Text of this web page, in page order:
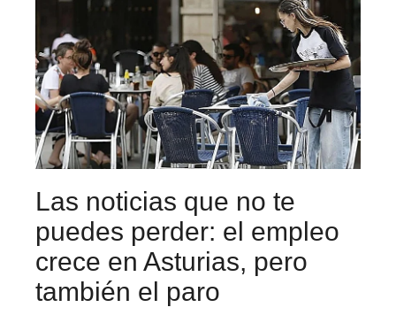
Las noticias que no te
puedes perder: el empleo
crece en Asturias, pero
también el paro